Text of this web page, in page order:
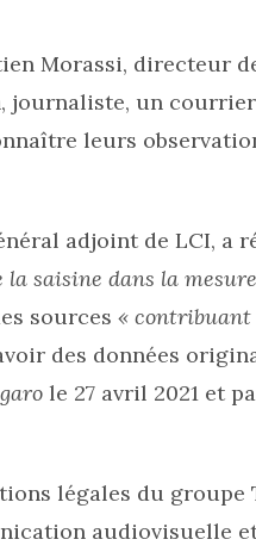
Morassi, directeur
journaliste, un
leurs
adjoint de LCI, a
saisine dans la
sources « contribuant
des données
le 27 avril 2021 et
légales du groupe
audiovisuelle